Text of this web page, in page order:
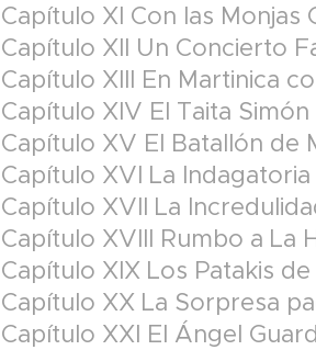
Capítulo XI Con las Monjas
Capítulo XII Un Concierto
Capítulo XIII En Martinica
Capítulo XIV El Taita Simón
Capítulo XV El Batallón de
Capítulo XVI La
Capítulo XVII La
Capítulo XVIII Rumbo a La
Capítulo XIX Los Patakis
Capítulo XX La Sorpresa
Capítulo XXI El Ángel